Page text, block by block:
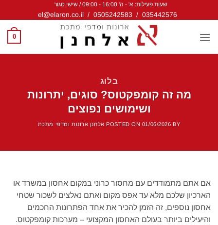
שעות פעילות: א' - ה' 16:00 - 09:00 / שישי סגור
035442576
/
0505242583
/
el@elaron.co.il
0
בלוג
מה זה קומפקטוס? סוגים, יתרונות
ושימושים נפוצים
POSTED ON 01/06/2026 BY אלחנן ארונות ומדפי מתכת
אם אתם מתמודדים עם מחסור כרוני במקום אחסון במשרד או
הארכיון שלכם מלא עד אפס מקום ואתם נאלצים לשכור שטחי
אחסון נוספים, זה הזמן להכיר את אחד הפתרונות החכמים
והיעילים ביותר בעולם האחסון המקצועי – מערכות קומפקטוס.